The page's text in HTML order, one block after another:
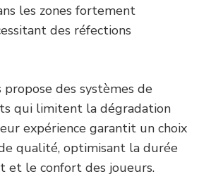
les zones fortement
des réfections
propose des systèmes de
qui limitent la dégradation
expérience garantit un choix
qualité, optimisant la durée
et le confort des joueurs.